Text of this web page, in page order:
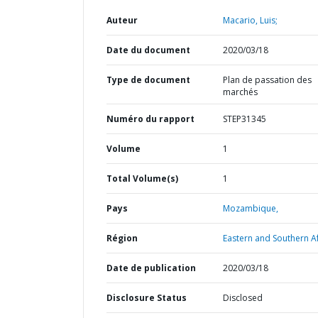
Auteur Macario, Luis;
Date du document 2020/03/18
Type de document
Plan de passation des
marchés
Numéro du rapport STEP31345
Volume 1
Total Volume(s) 1
Pays Mozambique,
Région Eastern and Southern
Date de publication 2020/03/18
Disclosure Status Disclosed